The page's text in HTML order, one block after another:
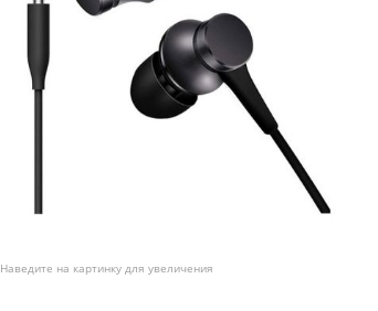
Наведите на картинку для увеличения